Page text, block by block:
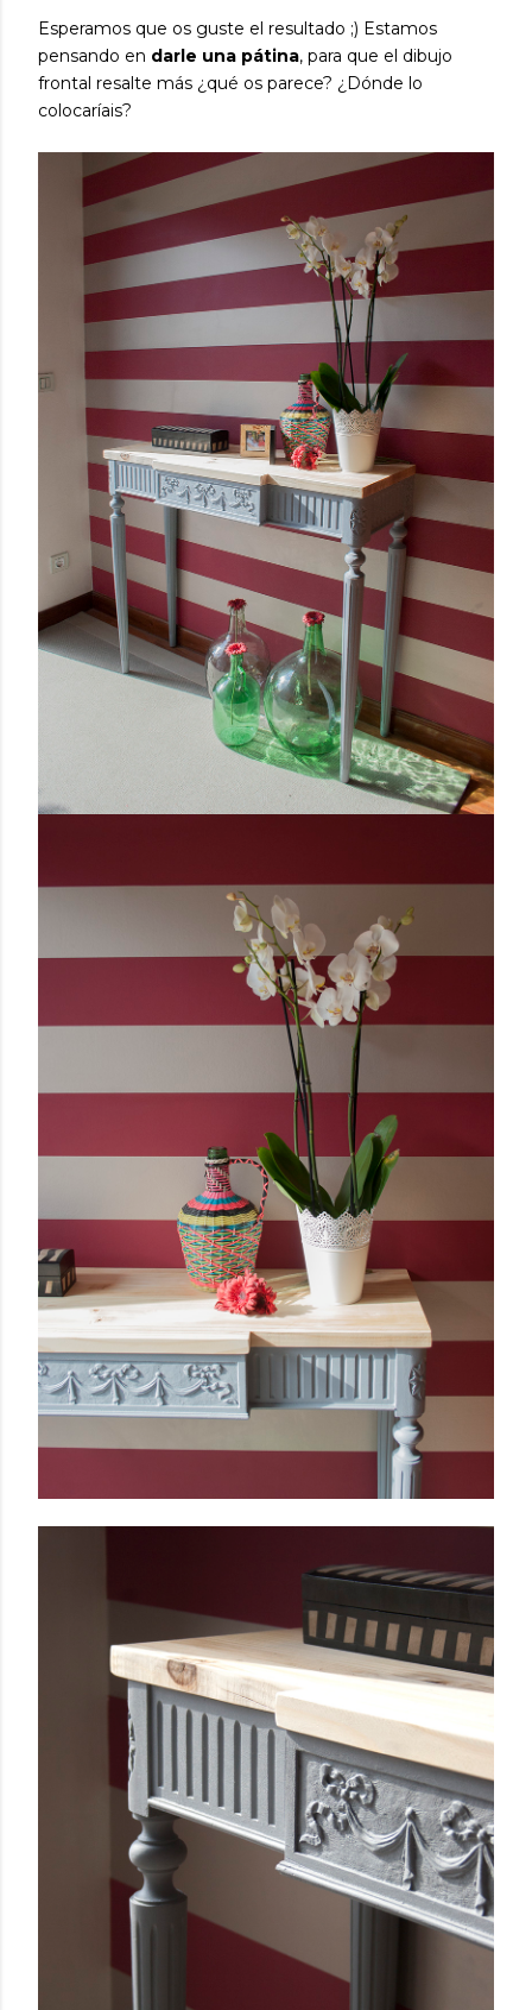
Esperamos que os guste el resultado ;) Estamos
pensando en darle una pátina, para que el dibujo
frontal resalte más ¿qué os parece? ¿Dónde lo
colocaríais?